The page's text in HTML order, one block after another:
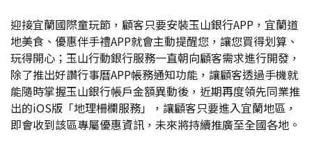
迎接宜蘭國際童玩節，顧客只要安裝玉山銀行APP，宜蘭道
地美食、優惠伴手禮APP就會主動提醒您，讓您買得划算、
玩得開心；玉山行動銀行服務一直朝向顧客需求進行開發，
除了推出好讚行事曆APP帳務通知功能，讓顧客透過手機就
能隨時掌握玉山銀行帳戶金額異動後，近期再度領先同業推
出的iOS版「地理柵欄服務」，讓顧客只要進入宜蘭地區，
即會收到該區專屬優惠資訊，未來將持續推廣至全國各地。